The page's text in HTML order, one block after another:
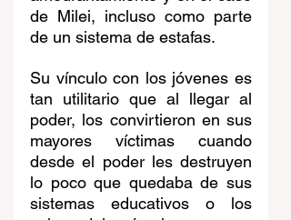
de Milei, incluso como parte
de un sistema de estafas.
Su vínculo con los jóvenes es
tan utilitario que al llegar al
poder, los convirtieron en sus
mayores víctimas cuando
desde el poder les destruyen
lo poco que quedaba de sus
sistemas educativos o los